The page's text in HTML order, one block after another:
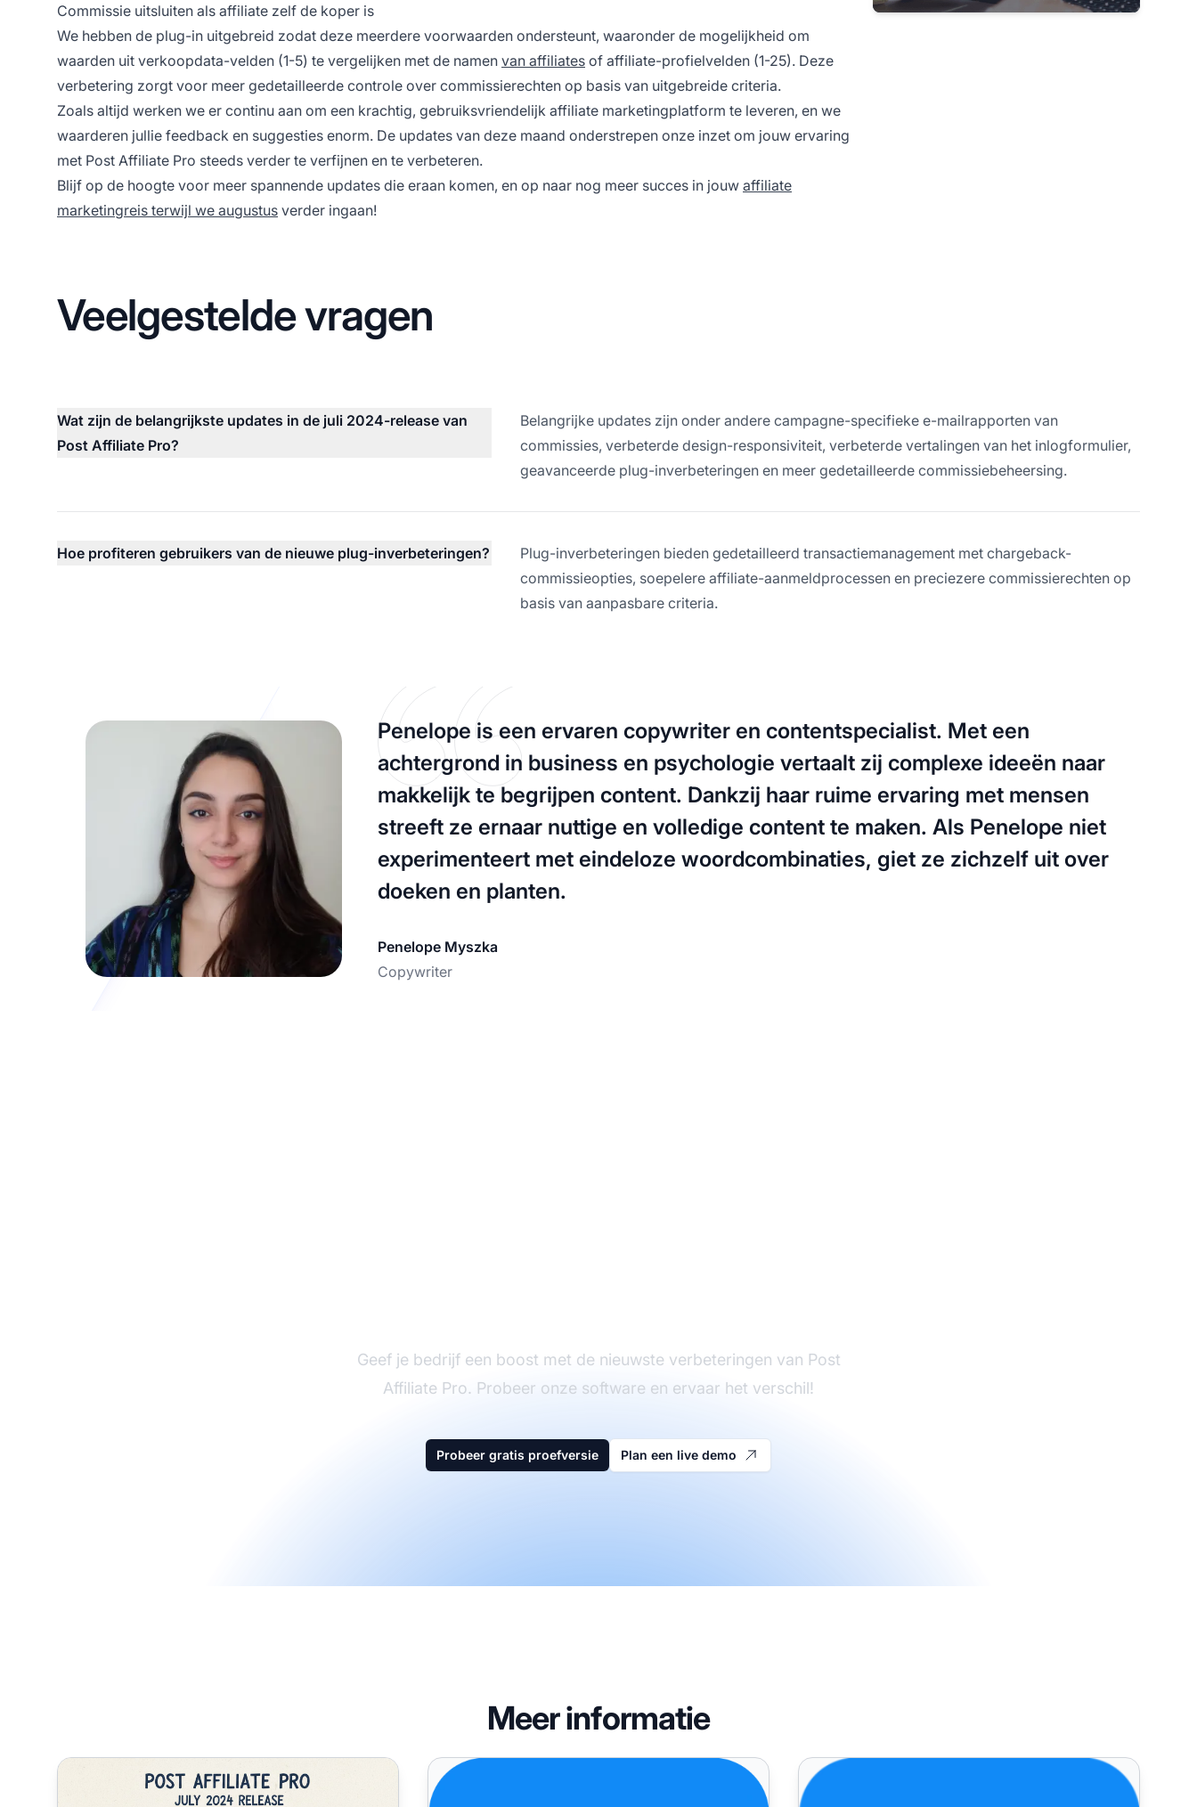
Commissie uitsluiten als affiliate zelf de koper is
We hebben de plug-in uitgebreid zodat deze meerdere voorwaarden ondersteunt, waaronder de mogelijkheid om
waarden uit verkoopdata-velden (1-5) te vergelijken met de namen van affiliates of affiliate-profielvelden (1-25). Deze
verbetering zorgt voor meer gedetailleerde controle over commissierechten op basis van uitgebreide criteria.
Zoals altijd werken we er continu aan om een krachtig, gebruiksvriendelijk affiliate marketingplatform te leveren, en we
waarderen jullie feedback en suggesties enorm. De updates van deze maand onderstrepen onze inzet om jouw ervaring
met Post Affiliate Pro steeds verder te verfijnen en te verbeteren.
Blijf op de hoogte voor meer spannende updates die eraan komen, en op naar nog meer succes in jouw affiliate
marketingreis terwijl we augustus verder ingaan!
Veelgestelde vragen
Wat zijn de belangrijkste updates in de juli 2024-release van
Post Affiliate Pro?
Belangrijke updates zijn onder andere campagne-specifieke e-mailrapporten van
commissies, verbeterde design-responsiviteit, verbeterde vertalingen van het inlogformulier,
geavanceerde plug-inverbeteringen en meer gedetailleerde commissiebeheersing.
Hoe profiteren gebruikers van de nieuwe plug-inverbeteringen?
Plug-inverbeteringen bieden gedetailleerd transactiemanagement met chargeback-
commissieopties, soepelere affiliate-aanmeldprocessen en preciezere commissierechten op
basis van aanpasbare criteria.
Penelope is een ervaren copywriter en contentspecialist. Met een
achtergrond in business en psychologie vertaalt zij complexe ideeën naar
makkelijk te begrijpen content. Dankzij haar ruime ervaring met mensen
streeft ze ernaar nuttige en volledige content te maken. Als Penelope niet
experimenteert met eindeloze woordcombinaties, giet ze zichzelf uit over
doeken en planten.
Penelope Myszka
Copywriter
Geef je bedrijf een boost met de nieuwste verbeteringen van Post
Affiliate Pro. Probeer onze software en ervaar het verschil!
Probeer gratis proefversie Plan een live demo
Meer informatie
Post Affiliate Pro juli 2024 release: Belangrijkste updates & nieuwe functiesPost Affiliate Pro - juni 2024: Nieuwe functies en Post Affiliate Pro – Laatste updates en oplossingen in